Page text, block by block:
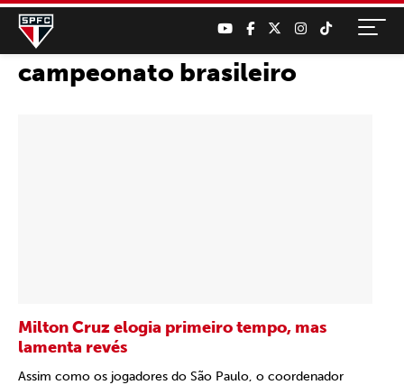
campeonato brasileiro
Milton Cruz elogia primeiro tempo, mas
lamenta revés
Assim como os jogadores do São Paulo, o coordenador